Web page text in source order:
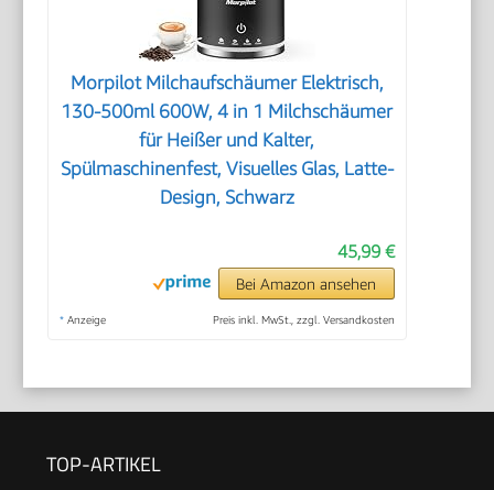
Morpilot Milchaufschäumer Elektrisch,
130-500ml 600W, 4 in 1 Milchschäumer
für Heißer und Kalter,
Spülmaschinenfest, Visuelles Glas, Latte-
Design, Schwarz
45,99 €
Bei Amazon ansehen
* Anzeige Preis inkl. MwSt., zzgl. Versandkosten
TOP-ARTIKEL